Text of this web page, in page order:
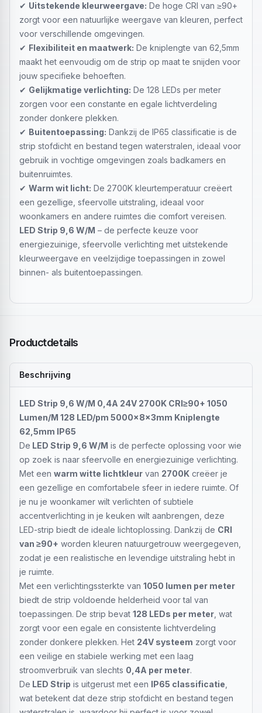
✔ Uitstekende kleurweergave: De hoge CRI van ≥90+
zorgt voor een natuurlijke weergave van kleuren, perfect
voor verschillende omgevingen.
✔ Flexibiliteit en maatwerk: De kniplengte van 62,5mm
maakt het eenvoudig om de strip op maat te snijden voor
jouw specifieke behoeften.
✔ Gelijkmatige verlichting: De 128 LEDs per meter
zorgen voor een constante en egale lichtverdeling
zonder donkere plekken.
✔ Buitentoepassing: Dankzij de IP65 classificatie is de
strip stofdicht en bestand tegen waterstralen, ideaal voor
gebruik in vochtige omgevingen zoals badkamers en
buitenruimtes.
✔ Warm wit licht: De 2700K kleurtemperatuur creëert
een gezellige, sfeervolle uitstraling, ideaal voor
woonkamers en andere ruimtes die comfort vereisen.
LED Strip 9,6 W/M – de perfecte keuze voor
energiezuinige, sfeervolle verlichting met uitstekende
kleurweergave en veelzijdige toepassingen in zowel
binnen- als buitentoepassingen.
Productdetails
Beschrijving
LED Strip 9,6 W/M 0,4A 24V 2700K CRI≥90+ 1050
Lumen/M 128 LED/pm 5000x8x3mm Kniplengte
62,5mm IP65
De LED Strip 9,6 W/M is de perfecte oplossing voor wie
op zoek is naar sfeervolle en energiezuinige verlichting.
Met een warm witte lichtkleur van 2700K creëer je
een gezellige en comfortabele sfeer in iedere ruimte. Of
je nu je woonkamer wilt verlichten of subtiele
accentverlichting in je keuken wilt aanbrengen, deze
LED-strip biedt de ideale lichtoplossing. Dankzij de CRI
van ≥90+ worden kleuren natuurgetrouw weergegeven,
zodat je een realistische en levendige uitstraling hebt in
je ruimte.
Met een verlichtingssterkte van 1050 lumen per meter
biedt de strip voldoende helderheid voor tal van
toepassingen. De strip bevat 128 LEDs per meter , wat
zorgt voor een egale en consistente lichtverdeling
zonder donkere plekken. Het 24V systeem zorgt voor
een veilige en stabiele werking met een laag
stroomverbruik van slechts 0,4A per meter.
De LED Strip is uitgerust met een IP65 classificatie
wat betekent dat deze strip stofdicht en bestand tegen